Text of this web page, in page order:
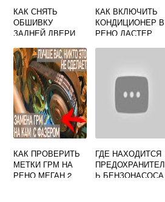
КАК СНЯТЬ
ОБШИВКУ
ЗАДНЕЙ ДВЕРИ
КАК ВКЛЮЧИТЬ
КОНДИЦИОНЕР В
РЕНО ДАСТЕР
КАК ПРОВЕРИТЬ
МЕТКИ ГРМ НА
РЕНО МЕГАН 2
ГДЕ НАХОДИТСЯ
ПРЕДОХРАНИТЕЛ
Ь БЕНЗОНАСОСА